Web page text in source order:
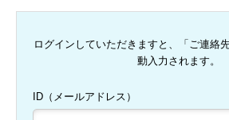
ログインしていただきますと、「ご連絡
動入力されます。
ID（メールアドレス）